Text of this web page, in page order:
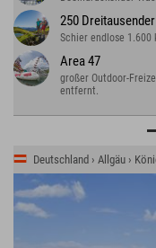
250 Dreitausender
Schier endlose 1.600
Area 47
großer Outdoor-
entfernt.
Deutschland › Allgäu ›